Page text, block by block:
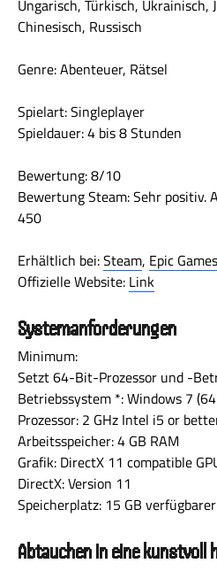
Ungarisch, Türkisch, Ukrainisch,
Chinesisch, Russisch
Genre: Abenteuer, Rätsel
Spielart: Singleplayer
Spieldauer: 4 bis 8 Stunden
Bewertung: 8/10
Bewertung Steam: Sehr positiv.
450
Erhältlich bei:Steam, Epic
Offizielle Website: Link
Systemanforderungen
Minimum:
Setzt 64-Bit-Prozessor und -
Betriebssystem *: Windows 7
Prozessor: 2 GHz Intel i5 or
Arbeitsspeicher: 4 GB RAM
Grafik: DirectX 11 compatible
DirectX: Version 11
Speicherplatz: 15 GB
Abtauchen in eine kunstvoll